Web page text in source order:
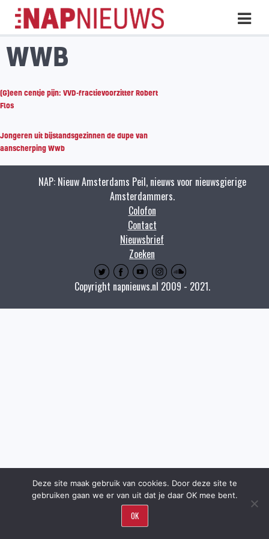
Skip
naar
inhoud
WWB
(G)een centje pijn: VVD-fractievoorzitter Robert
Flos
Jongeren uit bijstandsgezinnen de dupe van
aanscherping Wwb
NAP: Nieuw Amsterdams Peil, nieuws voor nieuwsgierige
Amsterdammers.
Colofon
Contact
Nieuwsbrief
Zoeken
Copyright napnieuws.nl 2009 - 2021.
Deze site maak gebruik van cookies. Door deze site te
gebruiken gaan we er van uit dat je daar OK mee bent.
OK